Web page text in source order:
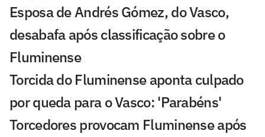
Esposa de Andrés Gómez, do Vasco,
desabafa após classificação sobre o
Fluminense
Torcida do Fluminense aponta culpado
por queda para o Vasco: 'Parabéns'
Torcedores provocam Fluminense após